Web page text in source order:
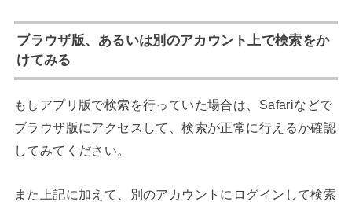
ブラウザ版、あるいは別のアカウント上で検索をか
けてみる
もしアプリ版で検索を行っていた場合は、Safariなどで
ブラウザ版にアクセスして、検索が正常に行えるか確認
してみてください。
また上記に加えて、別のアカウントにログインして検索